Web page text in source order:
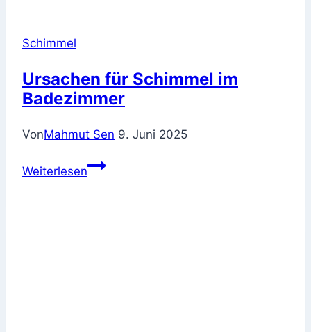
Schimmel
Ursachen für Schimmel im
Badezimmer
VonMahmut Sen 9. Juni 2025
WeiterlesenUrsachen